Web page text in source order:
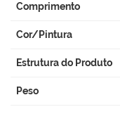
Comprimento
Cor/Pintura
Estrutura do Produto
Peso